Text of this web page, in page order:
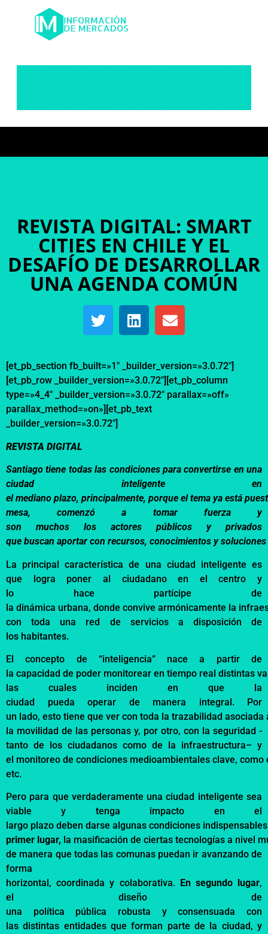
REVISTA DIGITAL: SMART
CITIES EN CHILE Y EL
DESAFÍO DE DESARROLLAR
UNA AGENDA COMÚN
[et_pb_section fb_built=»1″ _builder_version=»3.0.72″]
[et_pb_row _builder_version=»3.0.72″][et_pb_column
type=»4_4″ _builder_version=»3.0.72″ parallax=»off»
parallax_method=»on»][et_pb_text
_builder_version=»3.0.72″]
REVISTA DIGITAL
Santiagotiene todaslas condicionesparaconvertirse en una
ciudad inteligenteen
elmediano plazo, principalmente, porque eltema ya está
mesa,comenzó a tomar fuerzay
son muchos los actores públicos y privados
que buscan aportar con recursos, conocimientos ysoluciones
La principalcaracterística de una ciudad inteligente es
que logra poner al ciudadanoen elcentro y
lo hace partícipe de
la dinámica urbana, donde convive armónicamente la
contoda una red de serviciosa disposición de
los habitantes.
Elconcepto de “inteligencia” nace a partirde
la capacidad de poder monitorear en tiempo real distintas
las cuales inciden en que la
ciudad pueda operar de manera integral. Por
un lado, esto tiene que ver con toda la trazabilidad asociada
la movilidad de las personas y, por otro, con la seguridad -
tanto de los ciudadanos como de la infraestructura– y
el monitoreo de condiciones medioambientales clave, como
etc.
Pero para que verdaderamente una ciudad inteligente sea
viable y tenga impacto en el
largo plazo deben darse algunas condiciones
primer lugar, la masificación de ciertas tecnologías a nivel
de manera quetodas las comunas puedan ir avanzandode
forma
horizontal,coordinada y colaborativa. En segundo lugar,
el diseñode
una política pública robusta yconsensuada con
lasdistintas entidadesqueforman parte de la ciudad, y